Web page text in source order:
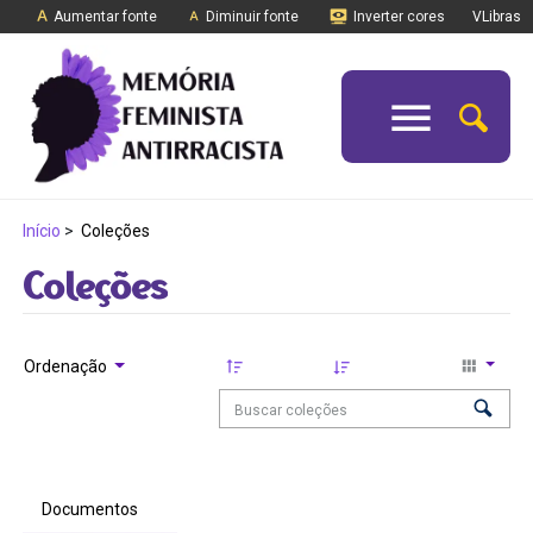
Aumentar fonte Diminuir fonte Inverter cores VLibras
Início > Coleções
Coleções
Ordenação
Documentos